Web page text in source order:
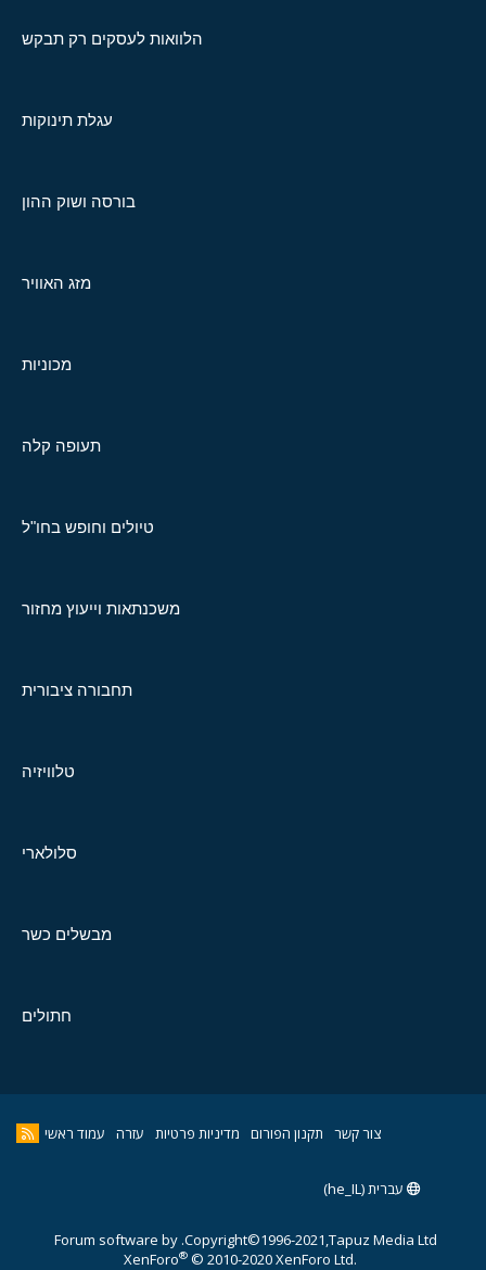
הלוואות לעסקים רק תבקש
עגלת תינוקות
בורסה ושוק ההון
מזג האוויר
מכוניות
תעופה קלה
טיולים וחופש בחו"ל
משכנתאות וייעוץ מחזור
תחבורה ציבורית
טלוויזיה
סלולארי
מבשלים כשר
חתולים
צור קשר תקנון הפורום מדיניות פרטיות עזרה עמוד ראשי
עברית (he_IL)
Copyright©1996-2021,Tapuz Media Ltd.
Forum software by
XenForo® © 2010-2020 XenForo Ltd.